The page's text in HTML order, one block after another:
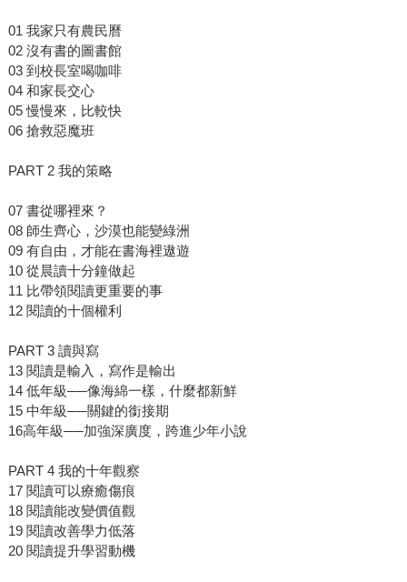
01 我家只有農民曆
02 沒有書的圖書館
03 到校長室喝咖啡
04 和家長交心
05 慢慢來，比較快
06 搶救惡魔班
PART 2 我的策略
07 書從哪裡來？
08 師生齊心，沙漠也能變綠洲
09 有自由，才能在書海裡遨遊
10 從晨讀十分鐘做起
11 比帶領閱讀更重要的事
12 閱讀的十個權利
PART 3 讀與寫
13 閱讀是輸入，寫作是輸出
14 低年級──像海綿一樣，什麼都新鮮
15 中年級──關鍵的銜接期
16高年級──加強深廣度，跨進少年小說
PART 4 我的十年觀察
17 閱讀可以療癒傷痕
18 閱讀能改變價值觀
19 閱讀改善學力低落
20 閱讀提升學習動機